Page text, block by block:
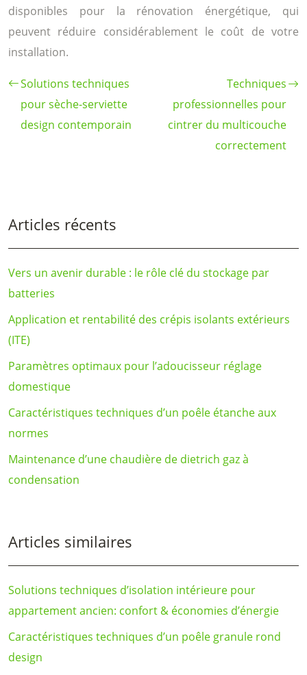
disponibles pour la rénovation énergétique, qui
peuvent réduire considérablement le coût de votre
installation.
Solutions techniques
pour sèche-serviette
design contemporain
Techniques
professionnelles pour
cintrer du multicouche
correctement
Articles récents
Vers un avenir durable : le rôle clé du stockage par
batteries
Application et rentabilité des crépis isolants extérieurs
(ITE)
Paramètres optimaux pour l’adoucisseur réglage
domestique
Caractéristiques techniques d’un poêle étanche aux
normes
Maintenance d’une chaudière de dietrich gaz à
condensation
Articles similaires
Solutions techniques d’isolation intérieure pour
appartement ancien: confort & économies d’énergie
Caractéristiques techniques d’un poêle granule rond
design